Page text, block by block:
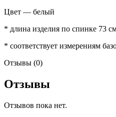
Цвет — белый
* длина изделия по спинке 73
* соответствует измерениям
Отзывы (0)
Отзывы
Отзывов пока нет.